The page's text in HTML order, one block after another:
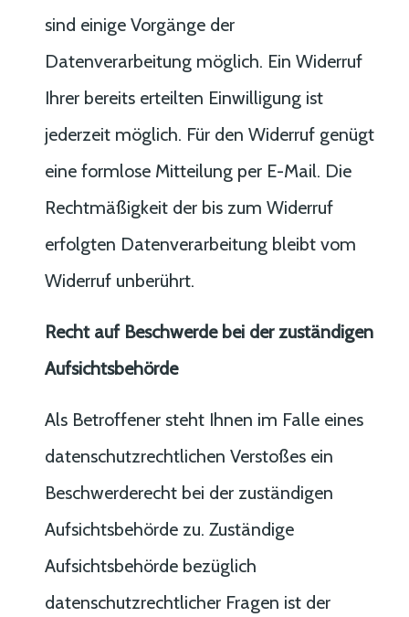
sind einige Vorgänge der
Datenverarbeitung möglich. Ein Widerruf
Ihrer bereits erteilten Einwilligung ist
jederzeit möglich. Für den Widerruf genügt
eine formlose Mitteilung per E-Mail. Die
Rechtmäßigkeit der bis zum Widerruf
erfolgten Datenverarbeitung bleibt vom
Widerruf unberührt.
Recht auf Beschwerde bei der zuständigen
Aufsichtsbehörde
Als Betroffener steht Ihnen im Falle eines
datenschutzrechtlichen Verstoßes ein
Beschwerderecht bei der zuständigen
Aufsichtsbehörde zu. Zuständige
Aufsichtsbehörde bezüglich
datenschutzrechtlicher Fragen ist der